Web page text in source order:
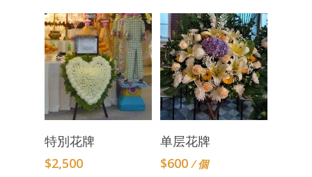
Add To Cart
特別花牌
$2,500
Add To Cart
单层花牌
$600 / 個